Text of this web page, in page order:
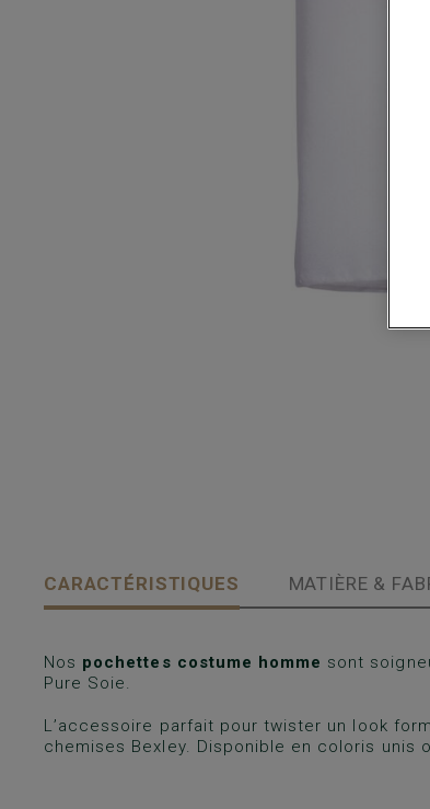
CARACTÉRISTIQUES MATIÈRE &
Nos pochettes costume homme sont
Pure Soie.
L’accessoire parfait pour twister un look
chemises Bexley. Disponible en coloris unis